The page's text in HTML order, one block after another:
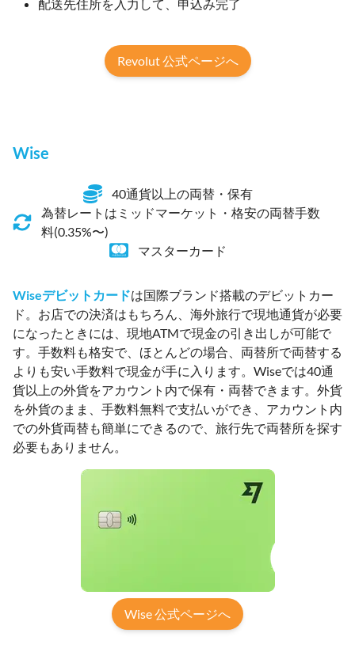
配送先住所を入力して、申込み完了
Revolut 公式ページへ
Wise
40通貨以上の両替・保有
為替レートはミッドマーケット・格安の両替手数
料(0.35%〜)
マスターカード
Wiseデビットカードは国際ブランド搭載のデビットカー
ド。お店での決済はもちろん、海外旅行で現地通貨が必要
になったときには、現地ATMで現金の引き出しが可能で
す。手数料も格安で、ほとんどの場合、両替所で両替する
よりも安い手数料で現金が手に入ります。Wiseでは40通
貨以上の外貨をアカウント内で保有・両替できます。外貨
を外貨のまま、手数料無料で支払いができ、アカウント内
での外貨両替も簡単にできるので、旅行先で両替所を探す
必要もありません。
Wise 公式ページへ